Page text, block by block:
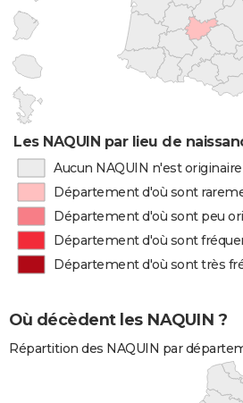
Les NAQUIN par lieu de
Aucun NAQUIN n'est
Département d'où sont
Département d'où sont peu
Département d'où sont
Département d'où sont très
Où décèdent les NAQUIN ?
Répartition des NAQUIN par